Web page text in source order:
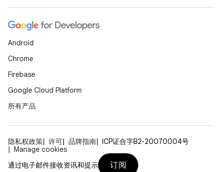
Android
Chrome
Firebase
Google Cloud Platform
所有产品
隐私权政策 许可 品牌指南
ICP证合字B2-20070004号
Manage cookies
通过电子邮件接收资讯和提示
订阅